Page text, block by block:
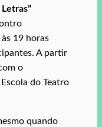
19 horas
A partir
o
do Teatro
quando